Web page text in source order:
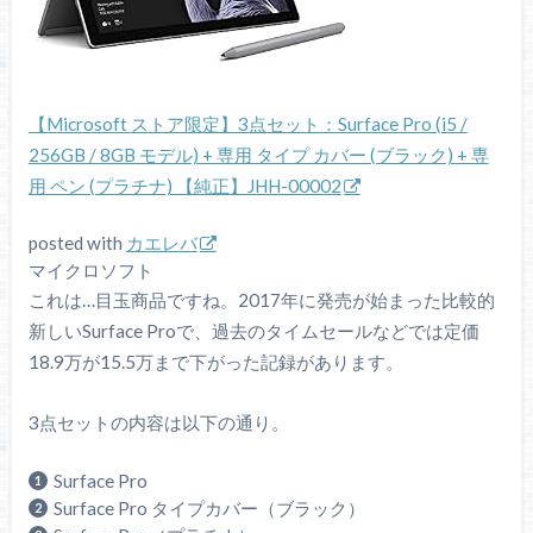
【Microsoft ストア限定】3点セット：Surface Pro (i5 /
256GB / 8GB モデル) + 専用 タイプ カバー (ブラック) + 専
用 ペン (プラチナ) 【純正】JHH-00002
posted with カエレバ
マイクロソフト
これは…目玉商品ですね。2017年に発売が始まった比較的
新しいSurface Proで、過去のタイムセールなどでは定価
18.9万が15.5万まで下がった記録があります。
3点セットの内容は以下の通り。
Surface Pro
Surface Pro タイプカバー（ブラック）